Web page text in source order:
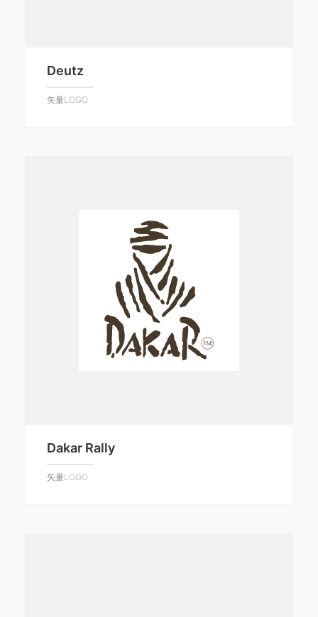
Deutz
矢量LOGO
Dakar Rally
矢量LOGO